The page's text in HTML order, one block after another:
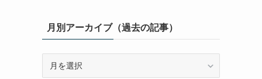
月別アーカイブ（過去の記事）